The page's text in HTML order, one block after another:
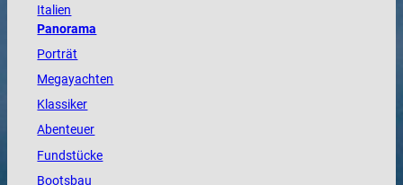
Italien
Panorama
Porträt
Megayachten
Klassiker
Abenteuer
Fundstücke
Bootsbau